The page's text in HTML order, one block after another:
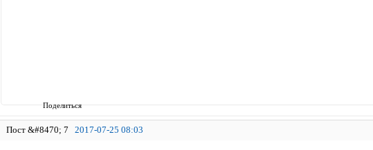
Поделиться
7 2017-07-25 08:03